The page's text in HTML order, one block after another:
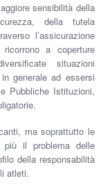
sensibilità della
della tutela
l’assicurazione
a coperture
situazioni
generale ad essersi
Pubbliche Istituzioni,
ma soprattutto le
più il problema delle
della responsabilità
atleti.